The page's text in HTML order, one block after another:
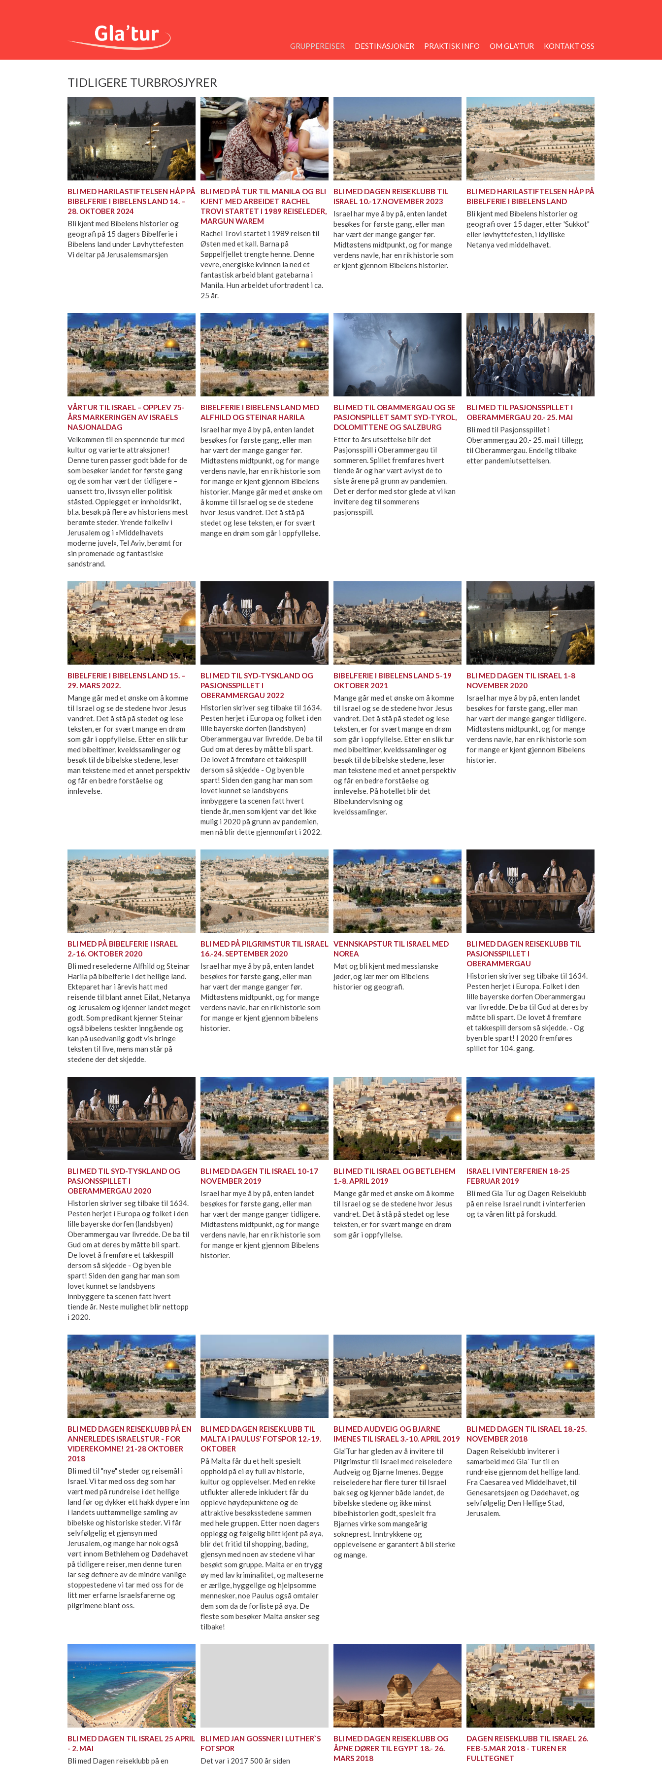
GRUPPEREISER DESTINASJONER PRAKTISK INFO OM GLA’TUR KONTAKT OSS
TIDLIGERE TURBROSJYRER
BLI MED HARILASTIFTELSEN HÅP PÅ
BIBELFERIE I BIBELENS LAND 14. –
28. OKTOBER 2024
Bli kjent med Bibelens historier og
geografi på 15 dagers Bibelferie i
Bibelens land under Løvhyttefesten
Vi deltar på Jerusalemsmarsjen
BLI MED PÅ TUR TIL MANILA OG BLI
KJENT MED ARBEIDET RACHEL
TROVI STARTET I 1989 REISELEDER,
MARGUN WAREM
Rachel Trovi startet i 1989 reisen til
Østen med et kall. Barna på
Søppelfjellet trengte henne. Denne
vevre, energiske kvinnen la ned et
fantastisk arbeid blant gatebarna i
Manila. Hun arbeidet ufortrødent i ca.
25 år.
BLI MED DAGEN REISEKLUBB TIL
ISRAEL 10.-17.NOVEMBER 2023
Israel har mye å by på, enten landet
besøkes for første gang, eller man
har vært der mange ganger før.
Midtøstens midtpunkt, og for mange
verdens navle, har en rik historie som
er kjent gjennom Bibelens historier.
BLI MED HARILASTIFTELSEN HÅP PÅ
BIBELFERIE I BIBELENS LAND
Bli kjent med Bibelens historier og
geografi over 15 dager, etter 'Sukkot"
eller løvhyttefesten, i idylliske
Netanya ved middelhavet.
VÅRTUR TIL ISRAEL – OPPLEV 75-
ÅRS MARKERINGEN AV ISRAELS
NASJONALDAG
Velkommen til en spennende tur med
kultur og varierte attraksjoner!
Denne turen passer godt både for de
som besøker landet for første gang
og de som har vært der tidligere –
uansett tro, livssyn eller politisk
ståsted. Opplegget er innholdsrikt,
bl.a. besøk på flere av historiens mest
berømte steder. Yrende folkeliv i
Jerusalem og i «Middelhavets
moderne juvel», Tel Aviv, berømt for
sin promenade og fantastiske
sandstrand.
BIBELFERIE I BIBELENS LAND MED
ALFHILD OG STEINAR HARILA
Israel har mye å by på, enten landet
besøkes for første gang, eller man
har vært der mange ganger før.
Midtøstens midtpunkt, og for mange
verdens navle, har en rik historie som
for mange er kjent gjennom Bibelens
historier. Mange går med et ønske om
å komme til Israel og se de stedene
hvor Jesus vandret. Det å stå på
stedet og lese teksten, er for svært
mange en drøm som går i oppfyllelse.
BLI MED TIL OBAMMERGAU OG SE
PASJONSPILLET SAMT SYD-TYROL,
DOLOMITTENE OG SALZBURG
Etter to års utsettelse blir det
Pasjonsspill i Oberammergau til
sommeren. Spillet fremføres hvert
tiende år og har vært avlyst de to
siste årene på grunn av pandemien.
Det er derfor med stor glede at vi kan
invitere deg til sommerens
pasjonsspill.
BLI MED TIL PASJONSSPILLET I
OBERAMMERGAU 20.- 25. MAI
Bli med til Pasjonsspillet i
Oberammergau 20.- 25. mai I tillegg
til Oberammergau. Endelig tilbake
etter pandemiutsettelsen.
BIBELFERIE I BIBELENS LAND 15. –
29. MARS 2022.
Mange går med et ønske om å komme
til Israel og se de stedene hvor Jesus
vandret. Det å stå på stedet og lese
teksten, er for svært mange en drøm
som går i oppfyllelse. Etter en slik tur
med bibeltimer, kveldssamlinger og
besøk til de bibelske stedene, leser
man tekstene med et annet perspektiv
og får en bedre forståelse og
innlevelse.
BLI MED TIL SYD-TYSKLAND OG
PASJONSSPILLET I
OBERAMMERGAU 2022
Historien skriver seg tilbake til 1634.
Pesten herjet i Europa og folket i den
lille bayerske dorfen (landsbyen)
Oberammergau var livredde. De ba til
Gud om at deres by måtte bli spart.
De lovet å fremføre et takkespill
dersom så skjedde - Og byen ble
spart! Siden den gang har man som
lovet kunnet se landsbyens
innbyggere ta scenen fatt hvert
tiende år, men som kjent var det ikke
mulig i 2020 på grunn av pandemien,
men nå blir dette gjennomført i 2022.
BIBELFERIE I BIBELENS LAND 5-19
OKTOBER 2021
Mange går med et ønske om å komme
til Israel og se de stedene hvor Jesus
vandret. Det å stå på stedet og lese
teksten, er for svært mange en drøm
som går i oppfyllelse. Etter en slik tur
med bibeltimer, kveldssamlinger og
besøk til de bibelske stedene, leser
man tekstene med et annet perspektiv
og får en bedre forståelse og
innlevelse. På hotellet blir det
Bibelundervisning og
kveldssamlinger.
BLI MED DAGEN TIL ISRAEL 1-8
NOVEMBER 2020
Israel har mye å by på, enten landet
besøkes for første gang, eller man
har vært der mange ganger tidligere.
Midtøstens midtpunkt, og for mange
verdens navle, har en rik historie som
for mange er kjent gjennom Bibelens
historier.
BLI MED PÅ BIBELFERIE I ISRAEL
2.-16. OKTOBER 2020
Bli med reselederne Alfhild og Steinar
Harila på bibelferie i det hellige land.
Ekteparet har i årevis hatt med
reisende til blant annet Eilat, Netanya
og Jerusalem og kjenner landet meget
godt. Som predikant kjenner Steinar
også bibelens teskter inngående og
kan på usedvanlig godt vis bringe
teksten til live, mens man står på
stedene der det skjedde.
BLI MED PÅ PILGRIMSTUR TIL ISRAEL
16.-24. SEPTEMBER 2020
Israel har mye å by på, enten landet
besøkes for første gang, eller man
har vært der mange ganger før.
Midtøstens midtpunkt, og for mange
verdens navle, har en rik historie som
for mange er kjent gjennom bibelens
historier.
VENNSKAPSTUR TIL ISRAEL MED
NOREA
Møt og bli kjent med messianske
jøder, og lær mer om Bibelens
historier og geografi.
BLI MED DAGEN REISEKLUBB TIL
PASJONSSPILLET I
OBERAMMERGAU
Historien skriver seg tilbake til 1634.
Pesten herjet i Europa. Folket i den
lille bayerske dorfen Oberammergau
var livredde. De ba til Gud at deres by
måtte bli spart. De lovet å fremføre
et takkespill dersom så skjedde. - Og
byen ble spart! I 2020 fremføres
spillet for 104. gang.
BLI MED TIL SYD-TYSKLAND OG
PASJONSSPILLET I
OBERAMMERGAU 2020
Historien skriver seg tilbake til 1634.
Pesten herjet i Europa og folket i den
lille bayerske dorfen (landsbyen)
Oberammergau var livredde. De ba til
Gud om at deres by måtte bli spart.
De lovet å fremføre et takkespill
dersom så skjedde - Og byen ble
spart! Siden den gang har man som
lovet kunnet se landsbyens
innbyggere ta scenen fatt hvert
tiende år. Neste mulighet blir nettopp
i 2020.
BLI MED DAGEN TIL ISRAEL 10-17
NOVEMBER 2019
Israel har mye å by på, enten landet
besøkes for første gang, eller man
har vært der mange ganger tidligere.
Midtøstens midtpunkt, og for mange
verdens navle, har en rik historie som
for mange er kjent gjennom Bibelens
historier.
BLI MED TIL ISRAEL OG BETLEHEM
1.-8. APRIL 2019
Mange går med et ønske om å komme
til Israel og se de stedene hvor Jesus
vandret. Det å stå på stedet og lese
teksten, er for svært mange en drøm
som går i oppfyllelse.
ISRAEL I VINTERFERIEN 18-25
FEBRUAR 2019
Bli med Gla Tur og Dagen Reiseklubb
på en reise Israel rundt i vinterferien
og ta våren litt på forskudd.
BLI MED DAGEN REISEKLUBB PÅ EN
ANNERLEDES ISRAELSTUR - FOR
VIDEREKOMNE! 21-28 OKTOBER
2018
Bli med til "nye" steder og reisemål i
Israel. Vi tar med oss deg som har
vært med på rundreise i det hellige
land før og dykker ett hakk dypere inn
i landets uuttømmelige samling av
bibelske og historiske steder. Vi får
selvfølgelig et gjensyn med
Jerusalem, og mange har nok også
vørt innom Bethlehem og Dødehavet
på tidligere reiser, men denne turen
lar seg definere av de mindre vanlige
stoppestedene vi tar med oss for de
litt mer erfarne israelsfarerne og
pilgrimene blant oss.
BLI MED DAGEN REISEKLUBB TIL
MALTA I PAULUS’ FOTSPOR 12.-19.
OKTOBER
På Malta får du et helt spesielt
opphold på ei øy full av historie,
kultur og opplevelser. Med en rekke
utflukter allerede inkludert får du
oppleve høydepunktene og de
attraktive besøksstedene sammen
med hele gruppen. Etter noen dagers
opplegg og følgelig blitt kjent på øya,
blir det fritid til shopping, bading,
gjensyn med noen av stedene vi har
besøkt som gruppe. Malta er en trygg
øy med lav kriminalitet, og malteserne
er ærlige, hyggelige og hjelpsomme
mennesker, noe Paulus også omtaler
dem som da de forliste på øya. De
fleste som besøker Malta ønsker seg
tilbake!
BLI MED AUDVEIG OG BJARNE
IMENES TIL ISRAEL 3.-10. APRIL 2019
Gla'Tur har gleden av å invitere til
Pilgrimstur til Israel med reiseledere
Audveig og Bjarne Imenes. Begge
reiseledere har flere turer til Israel
bak seg og kjenner både landet, de
bibelske stedene og ikke minst
bibelhistorien godt, spesielt fra
Bjarnes virke som mangeårig
sokneprest. Inntrykkene og
opplevelsene er garantert å bli sterke
og mange.
BLI MED DAGEN TIL ISRAEL 18.-25.
NOVEMBER 2018
Dagen Reiseklubb inviterer i
samarbeid med Gla`Tur til en
rundreise gjennom det hellige land.
Fra Caesarea ved Middelhavet, til
Genesaretsjøen og Dødehavet, og
selvfølgelig Den Hellige Stad,
Jerusalem.
BLI MED DAGEN TIL ISRAEL 25 APRIL
- 2. MAI
Bli med Dagen reiseklubb på en
BLI MED JAN GOSSNER I LUTHER`S
FOTSPOR
Det var i 2017 500 år siden
BLI MED DAGEN REISEKLUBB OG
ÅPNE DØRER TIL EGYPT 18.- 26.
MARS 2018
DAGEN REISEKLUBB TIL ISRAEL 26.
FEB-5.MAR 2018 - TUREN ER
FULLTEGNET